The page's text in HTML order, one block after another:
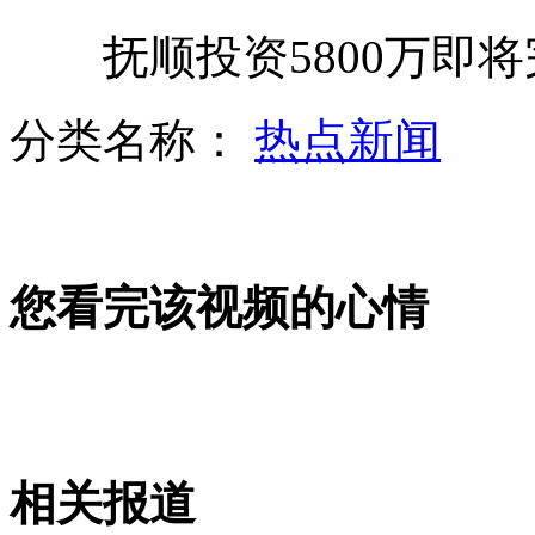
国际禁毒日:前国足队长为戒毒者鼓劲
人民大会堂纳入申遗申报范围
抚顺投资5800万即将
分类名称： 热点新闻
您看完该视频的心情
相关报道